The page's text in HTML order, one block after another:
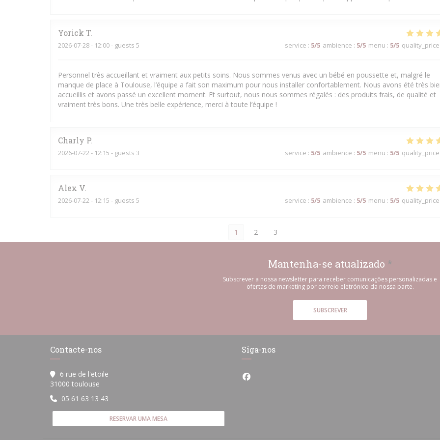
Yorick T
2026-07-28- 12:00 - guests 5 service : 5/5 ambience : 5/5 menu : 5/5 quality_price
Personnel très accueillant et vraiment aux petits soins. Nous sommes venus avec un bébé en poussette et, malgré le
manque de place à Toulouse, l’équipe a fait son maximum pour nous installer confortablement. Nous avons été très
accueillis et avons passé un excellent moment. Et surtout, nous nous sommes régalés : des produits frais, de qualité et
vraiment très bons. Une très belle expérience, merci à toute l’équipe !
Charly P
2026-07-22 - 12:15 - guests 3 service : 5/5 ambience : 5/5 menu : 5/5 quality_price
Alex V
2026-07-22 - 12:15 - guests 5 service : 5/5 ambience : 5/5 menu : 5/5 quality_price
1 2 3
Mantenha-se atualizado *
Subscrever a nossa newsletter para receber comunicações personalizadas e
ofertas de marketing por correio eletrónico da nossa parte.
SUBSCREVER
Contacte-nos
6 rue de l'etoile
31000 toulouse
05 61 63 13 43
RESERVAR UMA MESA
Siga-nos
Facebook ((abre numa nova janela))